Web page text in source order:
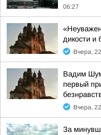
06:27
дикости и
Вчера,
Вадим
первый
Вчера,
За